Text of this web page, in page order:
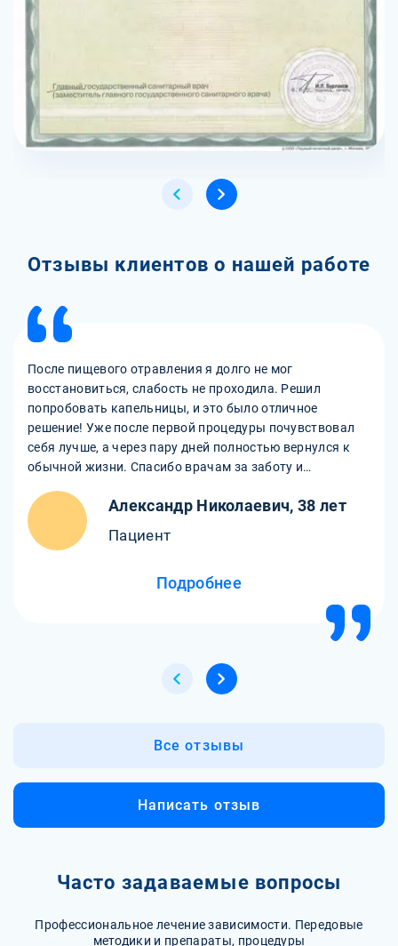
Отзывы клиентов о нашей работе
После пищевого отравления я долго не мог
восстановиться, слабость не проходила. Решил
попробовать капельницы, и это было отличное
решение! Уже после первой процедуры почувствовал
себя лучше, а через пару дней полностью вернулся к
обычной жизни. Спасибо врачам за заботу и
Александр Николаевич, 38 лет
Пациент
Подробнее
Все отзывы
Написать отзыв
Часто задаваемые вопросы
Профессиональное лечение зависимости. Передовые
методики и препараты, процедуры